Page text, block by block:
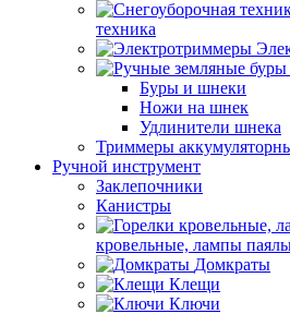
техника
Буры и шнеки
Ножи на шнек
Удлинители шнека
Триммеры
Ручной инструмент
Заклепочники
Канистры
кровельные, лампы
Домкраты
Клещи
Ключи